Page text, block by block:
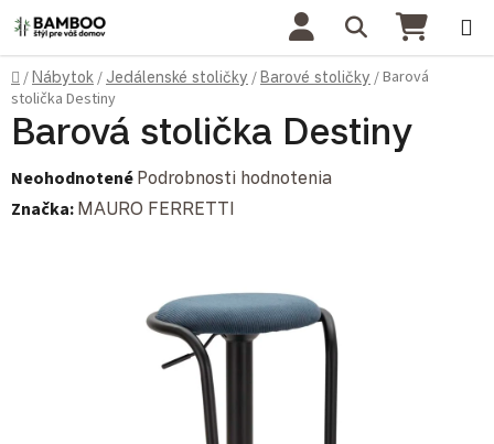
Prejsť na obsah Hľadať
Domov
/Nábytok / Jedálenské stoličky /Barové stoličky /Barová
stolička Destiny
Barová stolička Destiny
Priemerné hodnotenie produktu je 0,0 z 5 hviezdičiek.
Neohodnotené Podrobnosti hodnotenia
Značka: MAURO FERRETTI